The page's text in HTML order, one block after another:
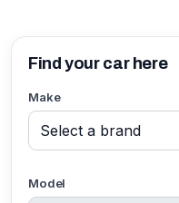
Find your car here
Make
Model